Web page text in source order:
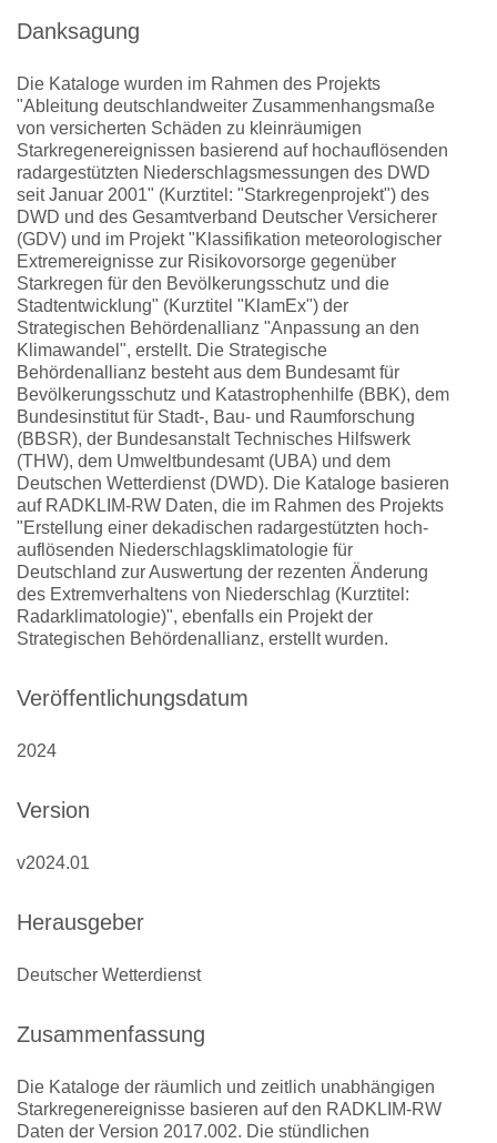
Danksagung
Die Kataloge wurden im Rahmen des Projekts
"Ableitung deutschlandweiter Zusammenhangsmaße
von versicherten Schäden zu kleinräumigen
Starkregenereignissen basierend auf hochauflösenden
radargestützten Niederschlagsmessungen des DWD
seit Januar 2001" (Kurztitel: "Starkregenprojekt") des
DWD und des Gesamtverband Deutscher Versicherer
(GDV) und im Projekt "Klassifikation meteorologischer
Extremereignisse zur Risikovorsorge gegenüber
Starkregen für den Bevölkerungsschutz und die
Stadtentwicklung" (Kurztitel "KlamEx") der
Strategischen Behördenallianz "Anpassung an den
Klimawandel", erstellt. Die Strategische
Behördenallianz besteht aus dem Bundesamt für
Bevölkerungsschutz und Katastrophenhilfe (BBK), dem
Bundesinstitut für Stadt-, Bau- und Raumforschung
(BBSR), der Bundesanstalt Technisches Hilfswerk
(THW), dem Umweltbundesamt (UBA) und dem
Deutschen Wetterdienst (DWD). Die Kataloge basieren
auf RADKLIM-RW Daten, die im Rahmen des Projekts
"Erstellung einer dekadischen radargestützten hoch-
auflösenden Niederschlagsklimatologie für
Deutschland zur Auswertung der rezenten Änderung
des Extremverhaltens von Niederschlag (Kurztitel:
Radarklimatologie)", ebenfalls ein Projekt der
Strategischen Behördenallianz, erstellt wurden.
Veröffentlichungsdatum
2024
Version
v2024.01
Herausgeber
Deutscher Wetterdienst
Zusammenfassung
Die Kataloge der räumlich und zeitlich unabhängigen
Starkregenereignisse basieren auf den RADKLIM-RW
Daten der Version 2017.002. Die stündlichen